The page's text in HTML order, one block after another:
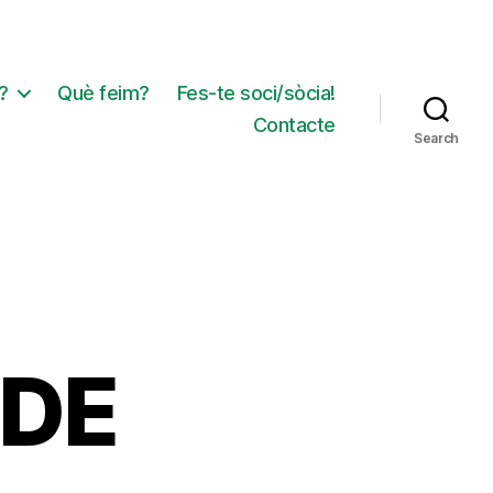
Què feim?
Fes-te soci/sòcia!
Contacte
Search